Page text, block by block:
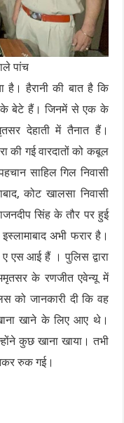
पांच
है। हैरानी की बात है कि
के बेटे हैं। जिनमें से एक के
देहाती में तैनात हैं।
की गई वारदातों को कबूल
साहिल गिल निवासी
कोट खालसा निवासी
सिंह के तौर पर हुई
अभी फरार है।
ए एस आई हैं । पुलिस द्वारा
के रणजीत एवेन्यू में
को जानकारी दी कि वह
खाने के लिए आए थे।
कुछ खाना खाया। तभी
रुक गई।